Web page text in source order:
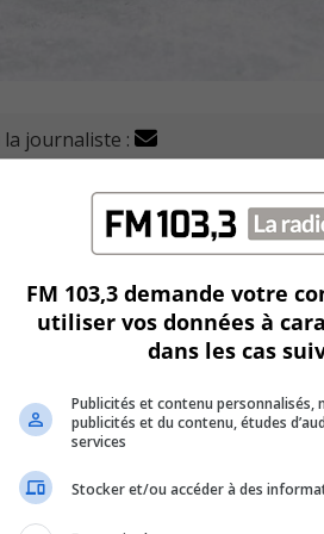
journaliste :
sur la participation des
de glace.
2016 à la saison 2024-2025.
le 18 août dernier pour une
dans cette entente ce qui permet
ses résidents participants aux
FM 103,3 demande votre
utiliser vos données à
dans les cas
Publicités et contenu personnalisés,
publicités et du contenu, études
services
Stocker et/ou accéder à des